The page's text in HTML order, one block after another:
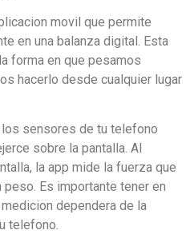
movil que permite
en una balanza digital. Esta
forma en que pesamos
hacerlo desde cualquier lugar
sensores de tu telefono
sobre la pantalla. Al
la app mide la fuerza que
Es importante tener en
dependera de la
telefono.